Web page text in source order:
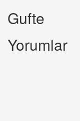
Gufte
Yorumlar